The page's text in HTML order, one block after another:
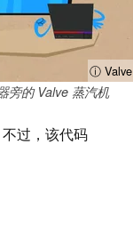
ⓘ Valve
旁的 Valve 蒸汽机
过，该代码